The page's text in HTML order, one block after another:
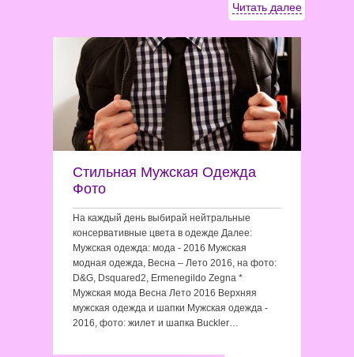
Читать далее
Стильная Мужская Одежда
Фото
На каждый день выбирай нейтральные
консервативные цвета в одежде Далее:
Мужская одежда: мода - 2016 Мужская
модная одежда, Весна – Лето 2016, на фото:
D&G, Dsquared2, Ermenegildo Zegna *
Мужская мода Весна Лето 2016 Верхняя
мужская одежда и шапки Мужская одежда -
2016, фото: жилет и шапка Buckler…